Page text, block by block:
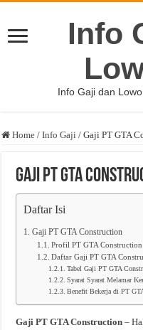
Info
Info Gaji dan
Home / Info Gaji / Gaji PT GTA
Gaji PT GTA
Daftar Isi
Gaji PT GTA Construction
Profil PT GTA Construction
Daftar Gaji PT GTA
Tabel Gaji PT GTA
Syarat Syarat Melamar
Benefit Bekerja di PT
Gaji PT GTA Construction –